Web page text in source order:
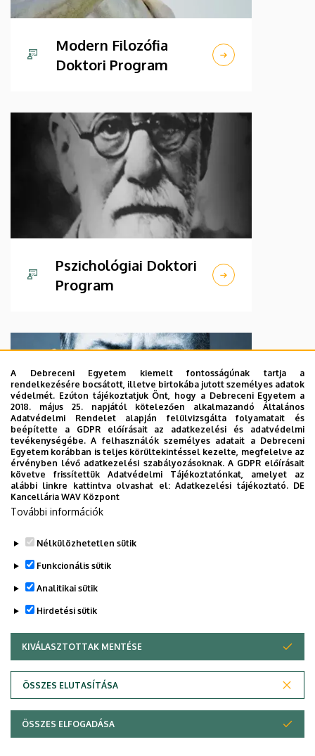
Modern Filozófia
Doktori Program
Pszichológiai Doktori
Program
Szociológia és
Társadalompolitika
Adatvédelem
Szerzői jog &másolat; @év @szervezet @verzió
A Debreceni Egyetem kiemelt fontosságúnak tartja a
rendelkezésére bocsátott, illetve birtokába jutott személyes adatok
védelmét. Ezúton tájékoztatjuk Önt, hogy a Debreceni Egyetem a
2018. május 25. napjától kötelezően alkalmazandó Általános
Adatvédelmi Rendelet alapján felülvizsgálta folyamatait és
beépítette a GDPR előírásait az adatkezelési és adatvédelmi
tevékenységébe. A felhasználók személyes adatait a Debreceni
Egyetem korábban is teljes körültekintéssel kezelte, megfelelve az
érvényben lévő adatkezelési szabályozásoknak. A GDPR előírásait
követve frissítettük Adatvédelmi Tájékoztatónkat, amelyet az
alábbi linkre kattintva olvashat el:Adatkezelési tájékoztató. DE
Kancellária WAV Központ
További információk
Nélkülözhetetlen sütik
Funkcionális sütik
Analitikai sütik
Hirdetési sütik
KIVÁLASZTOTTAK MENTÉSE
ÖSSZES ELUTASÍTÁSA
WITHDRAW CONSENT
ÖSSZES ELFOGADÁSA